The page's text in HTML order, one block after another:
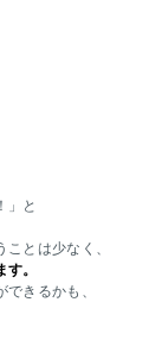
」と
とは少なく、
。
きるかも、